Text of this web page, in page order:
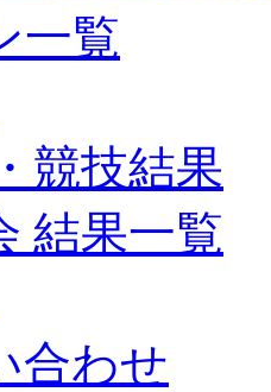
一覧
競技結果
結果一覧
合わせ